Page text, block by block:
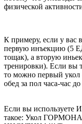
физической
К примеру, если у вас
первую инъекцию (5
тощак), а вторую
тренировки). Если вы
то можно первый укол
обед за пол часа-час
Если вы используете
такое: Укол